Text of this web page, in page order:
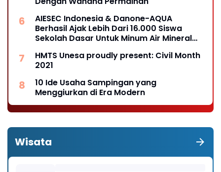
AIESEC Indonesia & Danone-AQUA
Berhasil Ajak Lebih Dari 16.000 Siswa
Sekolah Dasar Untuk Minum Air Mineral
HMTS Unesa proudly present: Civil Month
2021
10 Ide Usaha Sampingan yang
Menggiurkan di Era Modern
Wisata